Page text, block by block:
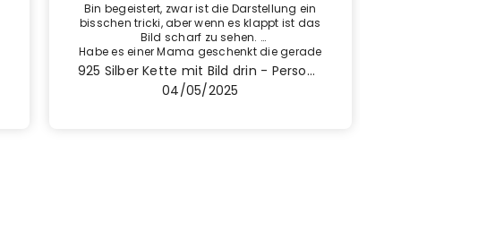
Bin begeistert, zwar ist die Darstellung ein
bisschen tricki, aber wenn es klappt ist das
Bild scharf zu sehen.
Habe es einer Mama geschenkt die gerade
ihren Sohn verloren hat.
Sehr schöne Arbeit.
925 Silber Kette mit Bild drin - Personalisierte Projektion Rund
04/05/2025